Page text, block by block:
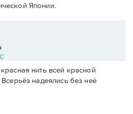
Японии.
нить всей красной
надеялись без неё